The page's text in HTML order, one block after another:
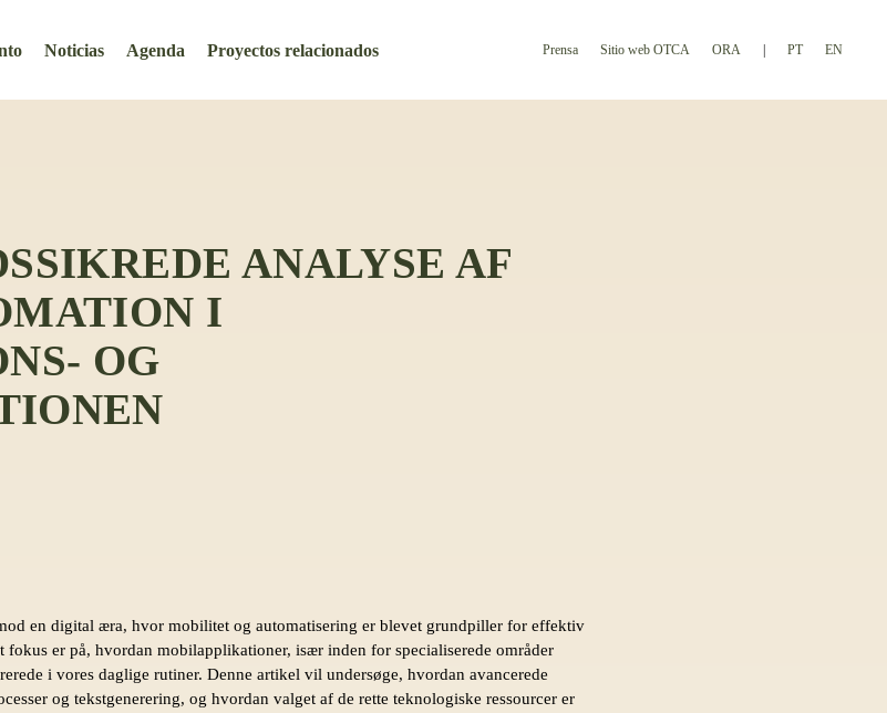
Noticias Agenda Proyectos relacionados Prensa Sitio web OTCA ORA PT EN
ANALYSE AF
I
OG
en digital æra, hvor mobilitet og automatisering er blevet grundpiller for effektiv
er på, hvordan mobilapplikationer, især inden for specialiserede områder
i vores daglige rutiner. Denne artikel vil undersøge, hvordan avancerede
og tekstgenerering, og hvordan valget af de rette teknologiske ressourcer er